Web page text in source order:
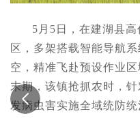
5月5日，在建湖县
区，多架搭载智能导航
空，精准飞赴预设作业
末期，该镇抢抓农时，
发病虫害实施全域统防